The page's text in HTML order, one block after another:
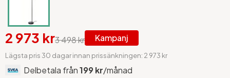
2 973 kr3 498 kr Kampanj
Lägsta pris 30 dagar innan prissänkningen: 2 973 kr
Delbetala från199 kr/månad